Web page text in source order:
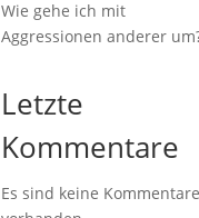
Wie gehe ich mit
Aggressionen anderer
Letzte
Kommentare
Es sind keine Kommentare